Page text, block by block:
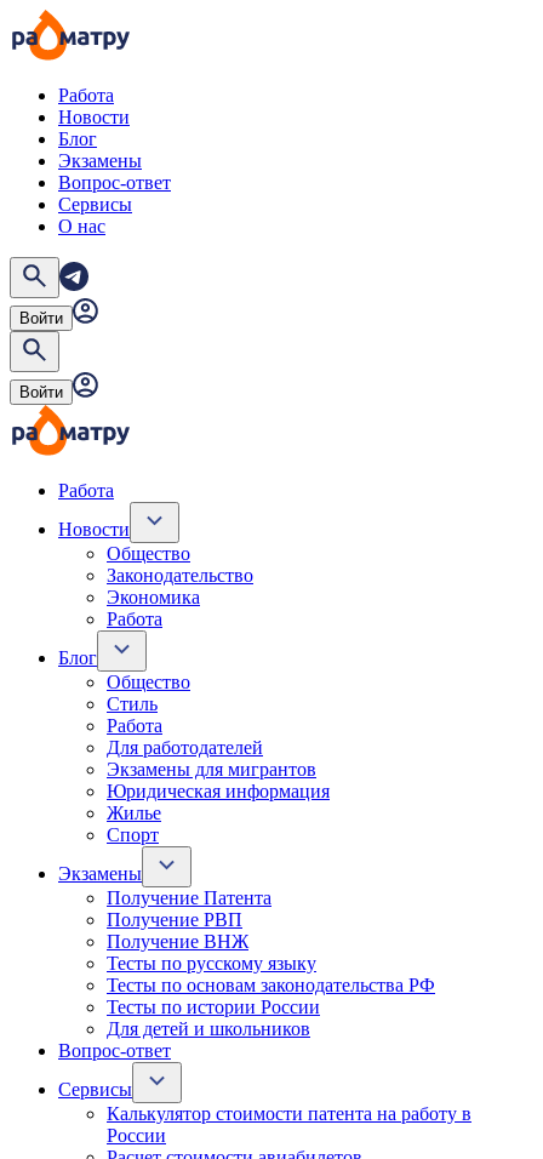
Работа
Новости
Блог
Экзамены
Вопрос-ответ
Сервисы
О нас
Войти
Войти
Работа
Новости
Общество
Законодательство
Экономика
Работа
Блог
Общество
Стиль
Работа
Для работодателей
Экзамены для мигрантов
Юридическая информация
Жилье
Спорт
Экзамены
Получение Патента
Получение РВП
Получение ВНЖ
Тесты по русскому языку
Тесты по основам законодательства РФ
Тесты по истории России
Для детей и школьников
Вопрос-ответ
Сервисы
Калькулятор стоимости патента на работу в
России